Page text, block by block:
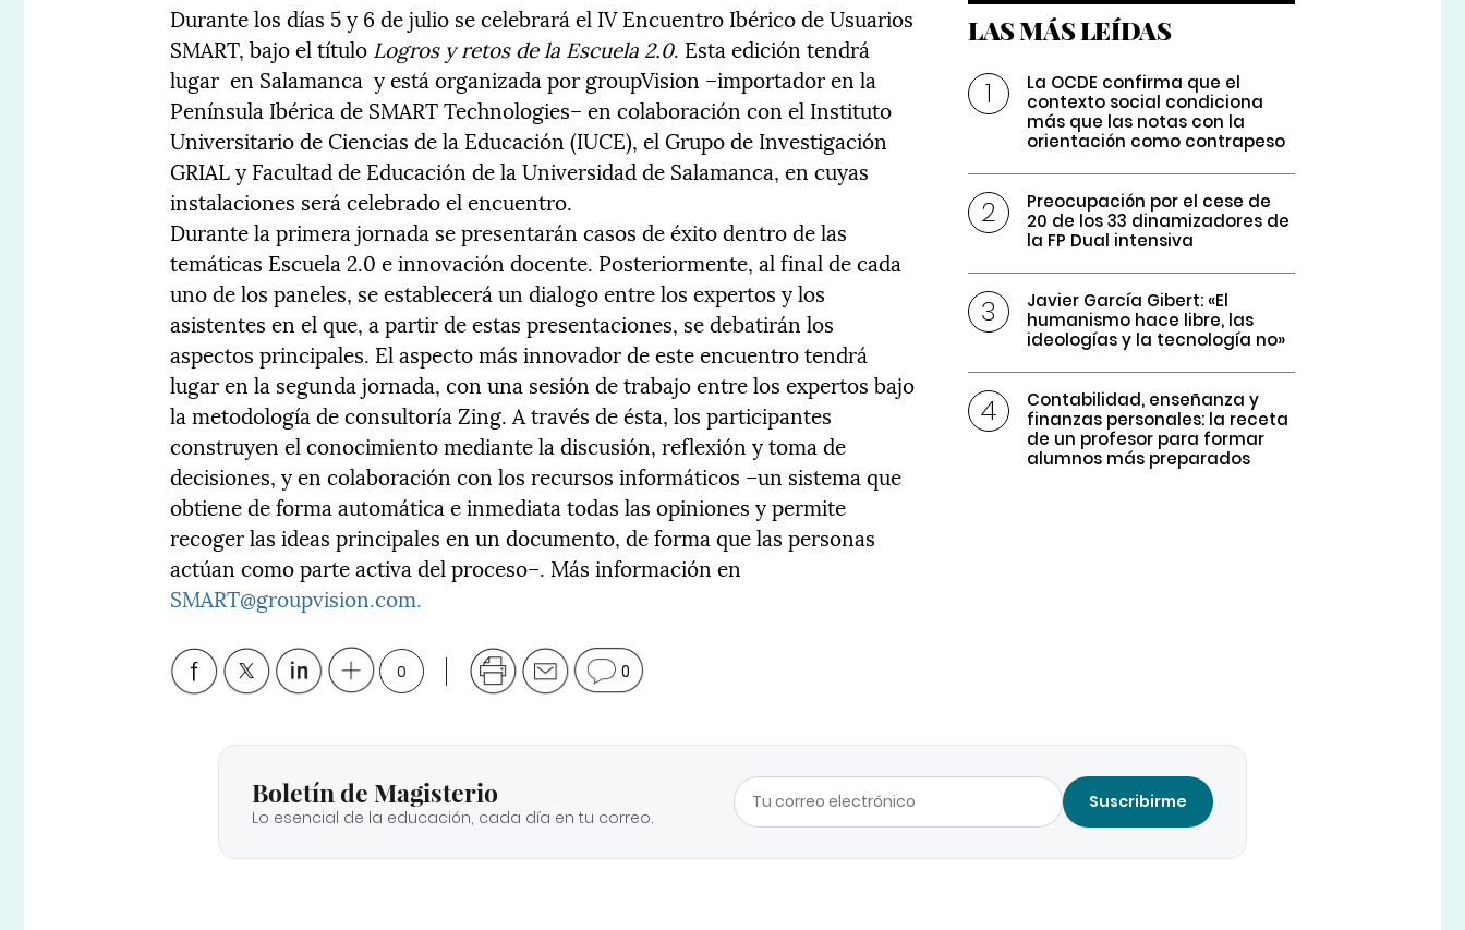
Durante los días 5 y 6 de julio se celebrará el IV Encuentro Ibérico de Usuarios
SMART, bajo el título Logros y retos de la Escuela 2.0. Esta edición tendrá
lugar en Salamanca y está organizada por groupVision –importador en la
Península Ibérica de SMART Technologies– en colaboración con el Instituto
Universitario de Ciencias de la Educación (IUCE), el Grupo de Investigación
GRIAL y Facultad de Educación de la Universidad de Salamanca, en cuyas
instalaciones será celebrado el encuentro.
Durante la primera jornada se presentarán casos de éxito dentro de las
temáticas Escuela 2.0 e innovación docente. Posteriormente, al final de cada
uno de los paneles, se establecerá un dialogo entre los expertos y los
asistentes en el que, a partir de estas presentaciones, se debatirán los
aspectos principales. El aspecto más innovador de este encuentro tendrá
lugar en la segunda jornada, con una sesión de trabajo entre los expertos bajo
la metodología de consultoría Zing. A través de ésta, los participantes
construyen el conocimiento mediante la discusión, reflexión y toma de
decisiones, y en colaboración con los recursos informáticos –un sistema que
obtiene de forma automática e inmediata todas las opiniones y permite
recoger las ideas principales en un documento, de forma que las personas
actúan como parte activa del proceso–. Más información en
SMART@groupvision.com.
0 0
LAS MÁS LEÍDAS
La OCDE confirma que el
contexto social condiciona
más que las notas con la
orientación como contrapeso
Preocupación por el cese de
20 de los 33 dinamizadores de
la FP Dual intensiva
Javier García Gibert: «El
humanismo hace libre, las
ideologías y la tecnología no»
Contabilidad, enseñanza y
finanzas personales: la receta
de un profesor para formar
alumnos más preparados
Boletín de Magisterio
Lo esencial de la educación, cada día en tu correo.
Suscribirme